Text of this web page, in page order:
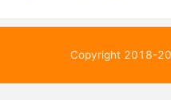
Copyright 2018-